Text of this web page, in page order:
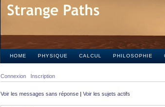
HOME PHYSIQUE CALCUL PHILOSOPHIE
Connexion Inscription
Voir les messages sans réponse | Voir les sujets actifs